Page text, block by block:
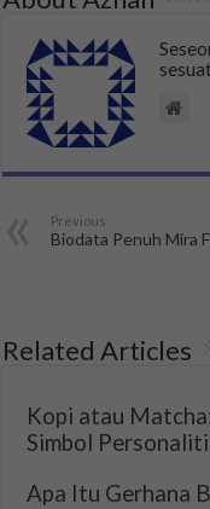
Previous
Biodata Penuh Mira
Related Articles
Kopi atau
Simbol
Apa Itu Gerhana